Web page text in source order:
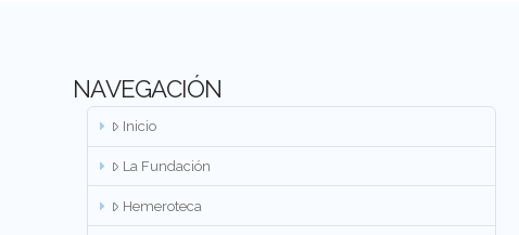
NAVEGACIÓN
Inicio
La Fundación
Hemeroteca